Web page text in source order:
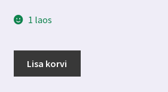
1 laos
Lisa korvi